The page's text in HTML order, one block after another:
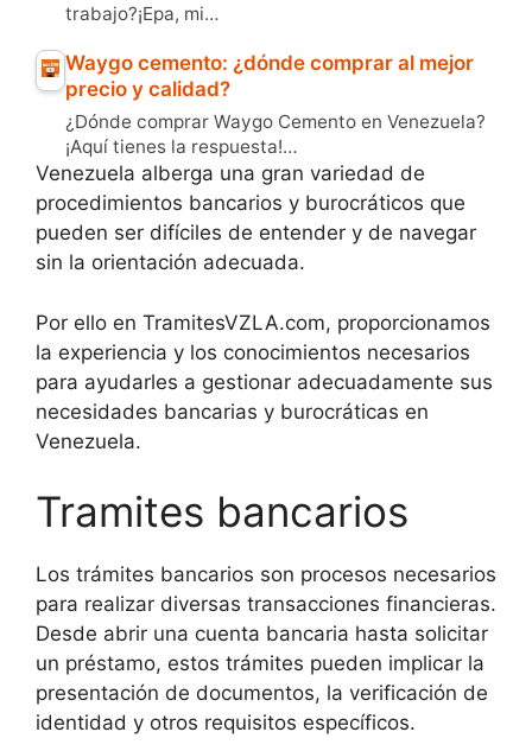
trabajo?¡Epa, mi…
Waygo cemento: ¿dónde comprar al mejor
precio y calidad?
¿Dónde comprar Waygo Cemento en Venezuela?
¡Aquí tienes la respuesta!…
Venezuela alberga una gran variedad de
procedimientos bancarios y burocráticos que
pueden ser difíciles de entender y de navegar
sin la orientación adecuada.
Por ello en TramitesVZLA.com, proporcionamos
la experiencia y los conocimientos necesarios
para ayudarles a gestionar adecuadamente sus
necesidades bancarias y burocráticas en
Venezuela.
Tramites bancarios
Los trámites bancarios son procesos necesarios
para realizar diversas transacciones financieras.
Desde abrir una cuenta bancaria hasta solicitar
un préstamo, estos trámites pueden implicar la
presentación de documentos, la verificación de
identidad y otros requisitos específicos.